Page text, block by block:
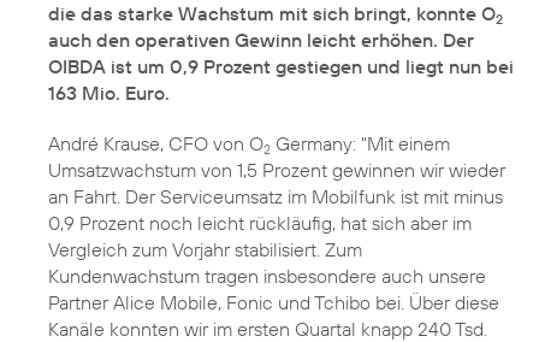
die das starke Wachstum mit sich bringt, konnte O2
auch den operativen Gewinn leicht erhöhen. Der
OIBDA ist um 0,9 Prozent gestiegen und liegt nun bei
163 Mio. Euro.
André Krause, CFO von O2 Germany: "Mit einem
Umsatzwachstum von 1,5 Prozent gewinnen wir wieder
an Fahrt. Der Serviceumsatz im Mobilfunk ist mit minus
0,9 Prozent noch leicht rückläufig, hat sich aber im
Vergleich zum Vorjahr stabilisiert. Zum
Kundenwachstum tragen insbesondere auch unsere
Partner Alice Mobile, Fonic und Tchibo bei. Über diese
Kanäle konnten wir im ersten Quartal knapp 240 Tsd.